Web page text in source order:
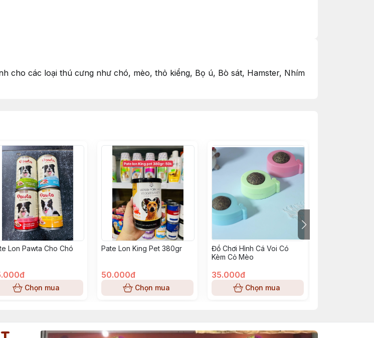
cho các loại thú cưng như chó, mèo, thỏ kiểng, Bọ ú, Bò sát, Hamster, Nhím
Lon Pawta Cho Chó
Chọn mua
Pate Lon King Pet 380gr
50.000đ
Chọn mua
Đồ Chơi Hình Cá Voi Có
Kèm Cỏ Mèo
35.000đ
Chọn mua